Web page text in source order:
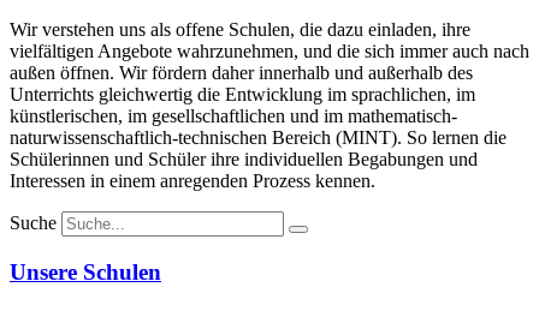
Wir verstehen uns als offene Schulen, die dazu einladen, ihre
vielfältigen Angebote wahrzunehmen, und die sich immer auch nach
außen öffnen. Wir fördern daher innerhalb und außerhalb des
Unterrichts gleichwertig die Entwicklung im sprachlichen, im
künstlerischen, im gesellschaftlichen und im mathematisch-
naturwissenschaftlich-technischen Bereich (MINT). So lernen die
Schülerinnen und Schüler ihre individuellen Begabungen und
Interessen in einem anregenden Prozess kennen.
Suche
Unsere Schulen